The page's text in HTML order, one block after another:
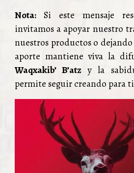
Nota: Si este mensaje
invitamos a apoyar nuestro
nuestros productos o
aporte mantiene viva la
Waqxakib’ B’atz y la
permite seguir creando para